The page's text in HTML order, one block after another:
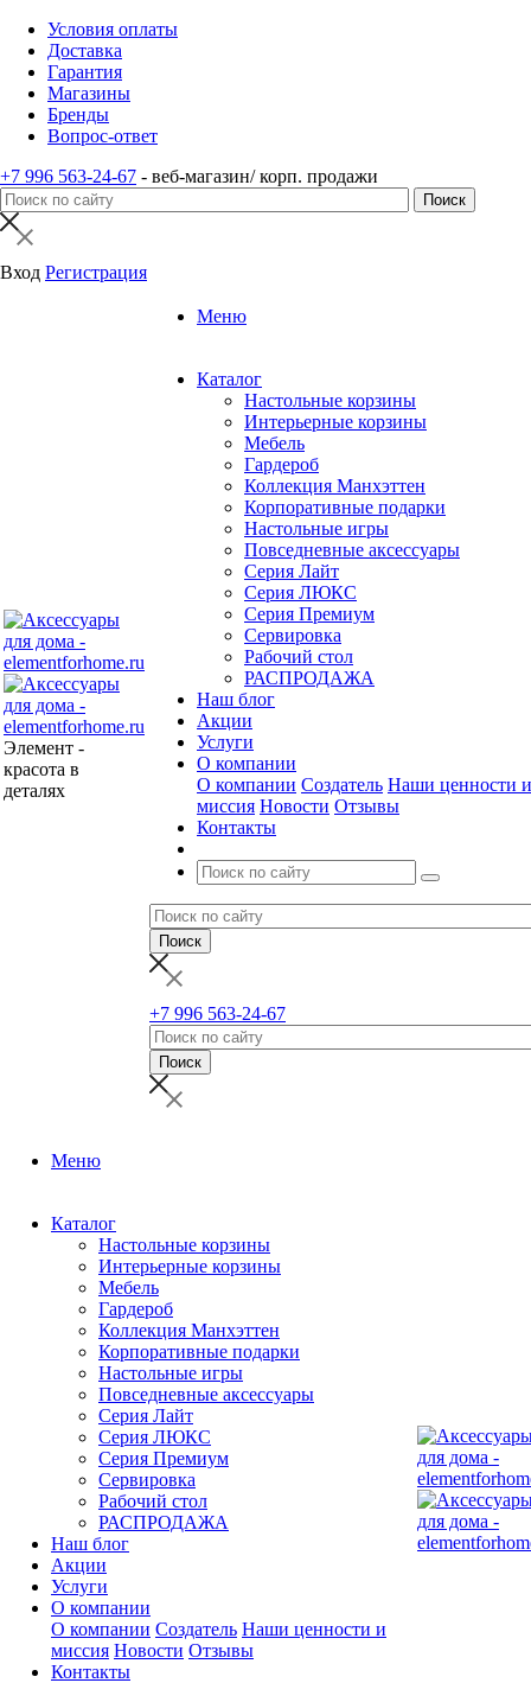
Условия оплаты
Доставка
Гарантия
Магазины
Бренды
Вопрос-ответ
+7 996 563-24-67 - веб-магазин/ корп. продажи
Вход Регистрация
Элемент -
красота в
деталях
Меню
Каталог
Настольные корзины
Интерьерные корзины
Мебель
Гардероб
Коллекция Манхэттен
Корпоративные подарки
Настольные игры
Повседневные аксессуары
Серия Лайт
Серия ЛЮКС
Серия Премиум
Сервировка
Рабочий стол
РАСПРОДАЖА
Наш блог
Акции
Услуги
О компании
О компании Создатель Наши ценности и
миссия Новости Отзывы
Контакты
+7 996 563-24-67
Меню
Каталог
Настольные корзины
Интерьерные корзины
Мебель
Гардероб
Коллекция Манхэттен
Корпоративные подарки
Настольные игры
Повседневные аксессуары
Серия Лайт
Серия ЛЮКС
Серия Премиум
Сервировка
Рабочий стол
РАСПРОДАЖА
Наш блог
Акции
Услуги
О компании
О компании Создатель Наши ценности и
миссия Новости Отзывы
Контакты